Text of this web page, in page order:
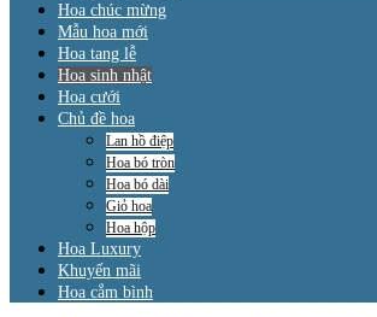
Hoa chúc mừng
Mẫu hoa mới
Hoa tang lễ
Hoa sinh nhật
Hoa cưới
Chủ đề hoa
Lan hồ điệp
Hoa bó tròn
Hoa bó dài
Giỏ hoa
Hoa hộp
Hoa Luxury
Khuyến mãi
Hoa cắm bình